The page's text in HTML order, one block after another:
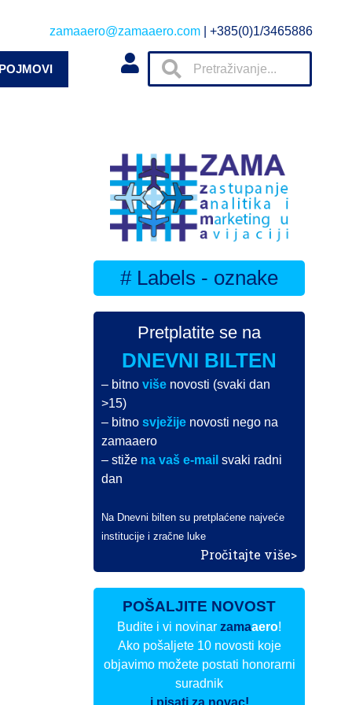
zamaaero@zamaaero.com | +385(0)1/3465886
# Labels - oznake
Pretplatite se na
DNEVNI BILTEN
– bitnoviše novosti (svaki dan
>15)
– bitnosvježije novosti nego na
zamaaero
– stiže na vaš e-mail svaki radni
dan
Na Dnevni bilten su pretplaćene najveće
institucije i zračne luke
Pročitajte više>
POŠALJITE NOVOST
Budite i vi novinarzamaaero!
Ako pošaljete 10 novosti koje
objavimo možete postati honorarni
suradnik
i pisati za novac!